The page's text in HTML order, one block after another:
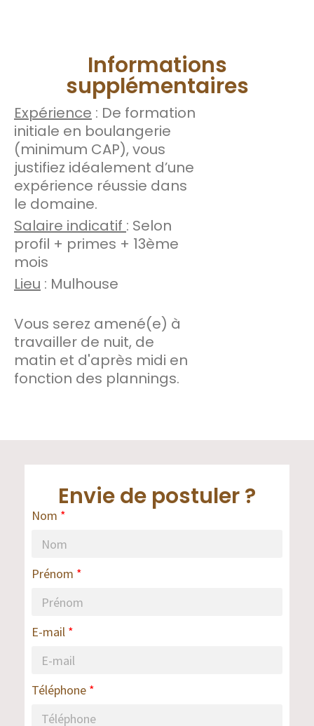
Informations
supplémentaires
Expérience : De formation
initiale en boulangerie
(minimum CAP), vous
justifiez idéalement d’une
expérience réussie dans
le domaine.
Salaire indicatif : Selon
profil + primes + 13ème
mois
Lieu : Mulhouse
Vous serez amené(e) à
travailler de nuit, de
matin et d'après midi en
fonction des plannings.
Envie de postuler ?
Nom
Prénom
E-mail
Téléphone